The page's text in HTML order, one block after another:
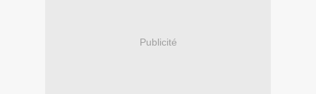
Publicité